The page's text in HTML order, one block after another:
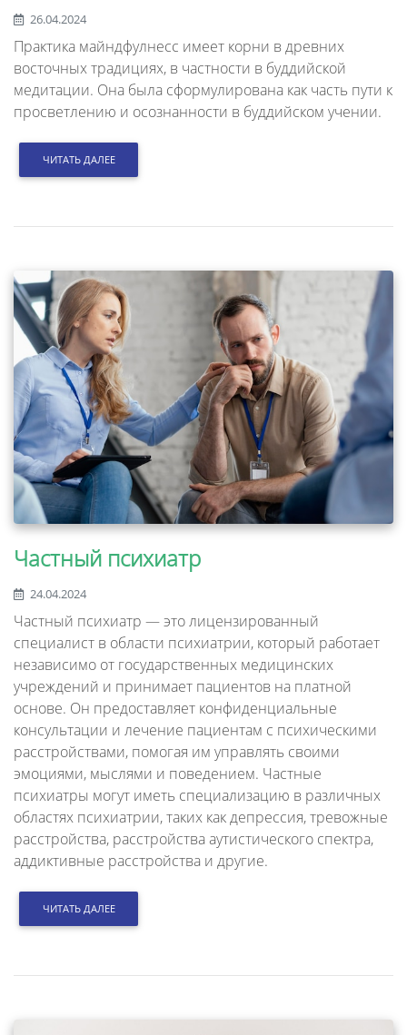
26.04.2024
Практика майндфулнесс имеет корни в древних
восточных традициях, в частности в буддийской
медитации. Она была сформулирована как часть пути к
просветлению и осознанности в буддийском учении.
ЧИТАТЬ ДАЛЕЕ
Частный психиатр
24.04.2024
Частный психиатр — это лицензированный
специалист в области психиатрии, который работает
независимо от государственных медицинских
учреждений и принимает пациентов на платной
основе. Он предоставляет конфиденциальные
консультации и лечение пациентам с психическими
расстройствами, помогая им управлять своими
эмоциями, мыслями и поведением. Частные
психиатры могут иметь специализацию в различных
областях психиатрии, таких как депрессия, тревожные
расстройства, расстройства аутистического спектра,
аддиктивные расстройства и другие.
ЧИТАТЬ ДАЛЕЕ